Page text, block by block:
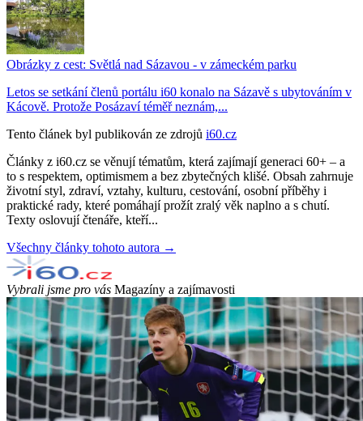
Obrázky z cest: Světlá nad Sázavou - v zámeckém parku
Letos se setkání členů portálu i60 konalo na Sázavě s ubytováním v
Kácově. Protože Posázaví téměř neznám,...
Tento článek byl publikován ze zdrojů i60.cz
Články z i60.cz se věnují tématům, která zajímají generaci 60+ – a
to s respektem, optimismem a bez zbytečných klišé. Obsah zahrnuje
životní styl, zdraví, vztahy, kulturu, cestování, osobní příběhy i
praktické rady, které pomáhají prožít zralý věk naplno a s chutí.
Texty oslovují čtenáře, kteří...
Všechny články tohoto autora →
Vybrali jsme pro vás Magazíny a zajímavosti